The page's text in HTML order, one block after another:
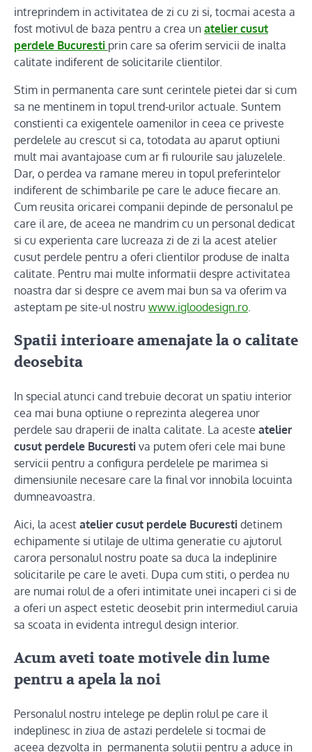
intreprindem in activitatea de zi cu zi si, tocmai acesta a
fost motivul de baza pentru a crea un atelier cusut
perdele Bucuresti prin care sa oferim servicii de inalta
calitate indiferent de solicitarile clientilor.
Stim in permanenta care sunt cerintele pietei dar si cum
sa ne mentinem in topul trend-urilor actuale. Suntem
constienti ca exigentele oamenilor in ceea ce priveste
perdelele au crescut si ca, totodata au aparut optiuni
mult mai avantajoase cum ar fi rulourile sau jaluzelele.
Dar, o perdea va ramane mereu in topul preferintelor
indiferent de schimbarile pe care le aduce fiecare an.
Cum reusita oricarei companii depinde de personalul pe
care il are, de aceea ne mandrim cu un personal dedicat
si cu experienta care lucreaza zi de zi la acest atelier
cusut perdele pentru a oferi clientilor produse de inalta
calitate. Pentru mai multe informatii despre activitatea
noastra dar si despre ce avem mai bun sa va oferim va
asteptam pe site-ul nostru www.igloodesign.ro.
Spatii interioare amenajate la o calitate
deosebita
In special atunci cand trebuie decorat un spatiu interior
cea mai buna optiune o reprezinta alegerea unor
perdele sau draperii de inalta calitate. La aceste atelier
cusut perdele Bucuresti va putem oferi cele mai bune
servicii pentru a configura perdelele pe marimea si
dimensiunile necesare care la final vor innobila locuinta
dumneavoastra.
Aici, la acest atelier cusut perdele Bucuresti detinem
echipamente si utilaje de ultima generatie cu ajutorul
carora personalul nostru poate sa duca la indeplinire
solicitarile pe care le aveti. Dupa cum stiti, o perdea nu
are numai rolul de a oferi intimitate unei incaperi ci si de
a oferi un aspect estetic deosebit prin intermediul caruia
sa scoata in evidenta intregul design interior.
Acum aveti toate motivele din lume
pentru a apela la noi
Personalul nostru intelege pe deplin rolul pe care il
indeplinesc in ziua de astazi perdelele si tocmai de
aceea dezvolta in permanenta solutii pentru a aduce in